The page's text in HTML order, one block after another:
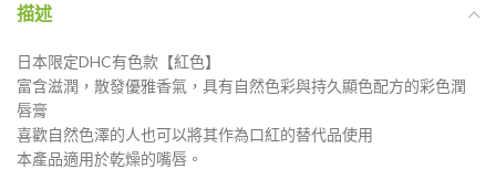
描述
日本限定DHC有色款【紅色】
富含滋潤，散發優雅香氣，具有自然色彩與持久顯色配方的彩色潤
唇膏
喜歡自然色澤的人也可以將其作為口紅的替代品使用
本產品適用於乾燥的嘴唇。